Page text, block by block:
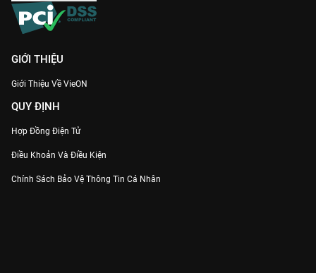
GIỚI THIỆU
Giới Thiệu Về VieON
QUY ĐỊNH
Hợp Đồng Điện Tử
Điều Khoản Và Điều Kiện
Chính Sách Bảo Vệ Thông Tin Cá Nhân